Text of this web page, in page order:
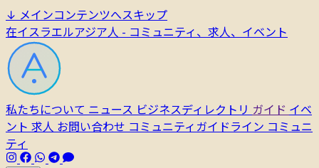
↓ メインコンテンツへスキップ
在イスラエルアジア人 - コミュニティ、求人、イベント
私たちについて ニュース ビジネスディレクトリ ガイド イベ
ント 求人 お問い合わせ コミュニティガイドライン コミュニ
ティ